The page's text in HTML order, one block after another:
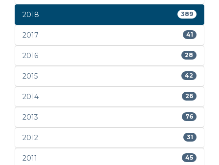
2018 389
2017 41
2016 28
2015 42
2014 26
2013 76
2012 31
2011 45